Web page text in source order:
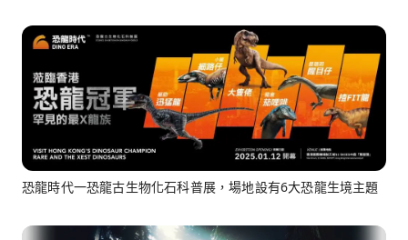
恐龍時代一恐龍古生物化石科普展，場地設有6大恐龍生境主題